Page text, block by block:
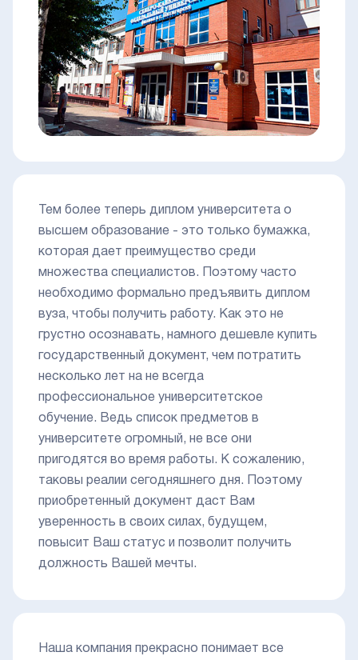
Тем более теперь диплом университета о
высшем образование - это только бумажка,
которая дает преимущество среди
множества специалистов. Поэтому часто
необходимо формально предъявить диплом
вуза, чтобы получить работу. Как это не
грустно осознавать, намного дешевле купить
государственный документ, чем потратить
несколько лет на не всегда
профессиональное университетское
обучение. Ведь список предметов в
университете огромный, не все они
пригодятся во время работы. К сожалению,
таковы реалии сегодняшнего дня. Поэтому
приобретенный документ даст Вам
уверенность в своих силах, будущем,
повысит Ваш статус и позволит получить
должность Вашей мечты.
Наша компания прекрасно понимает все